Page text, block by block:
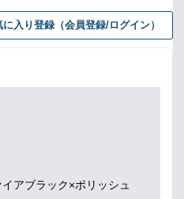
に入り登録（会員登録/ログイン）
アブラック×ポリッシュ